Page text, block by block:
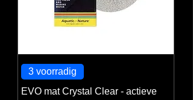
3 voorradig
EVO mat Crystal Clear - actieve